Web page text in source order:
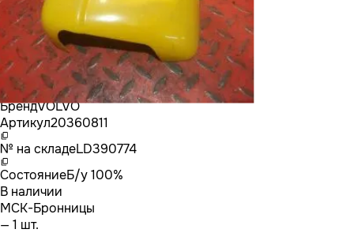
БрендVOLVO
Артикул20360811
№ на складеLD390774
СостояниеБ/у 100%
В наличии
МСК-Бронницы
— 1 шт.